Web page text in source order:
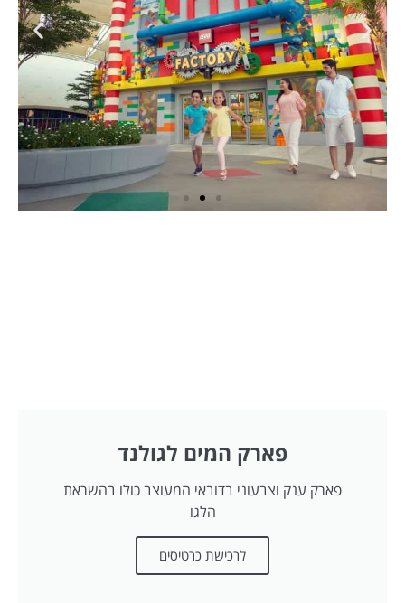
פארק המים לגולנד
פארק ענק וצבעוני בדובאי המעוצב כולו בהשראת
הלגו
לרכישת כרטיסים